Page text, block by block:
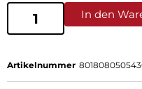
In den
Artikelnummer